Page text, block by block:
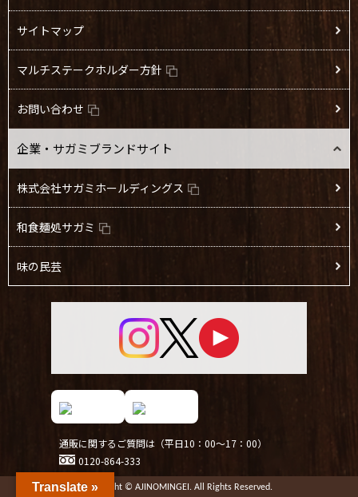
サイトマップ
マルチステークホルダー方針
お問い合わせ
企業・サガミブランドサイト
株式会社サガミホールディングス
和食麺処サガミ
味の民芸
通販に関するご質問は（平日10：00～17：00）
0120-864-333
Copyright © AJINOMINGEI. All Rights Reserved.
Translate »